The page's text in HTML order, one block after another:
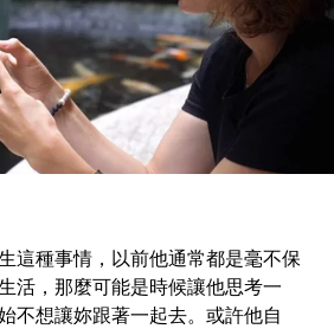
這種事情，以前他通常都是毫不保
活，那麼可能是時候讓他思考一
不想讓妳跟著一起去。或許他自